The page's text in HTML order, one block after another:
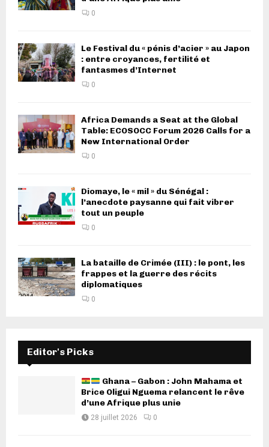
0
Le Festival du « pénis d’acier » au Japon
: entre croyances, fertilité et
fantasmes d’Internet
0
Africa Demands a Seat at the Global
Table: ECOSOCC Forum 2026 Calls for a
New International Order
0
Diomaye, le « mil » du Sénégal :
l’anecdote paysanne qui fait vibrer
tout un peuple
0
La bataille de Crimée (III) : le pont, les
frappes et la guerre des récits
diplomatiques
0
Editor's Picks
Ghana – Gabon : John Mahama et
Brice Oligui Nguema relancent le rêve
d’une Afrique plus unie
28 juillet 2026 0